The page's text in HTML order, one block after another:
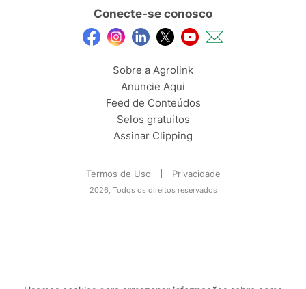
Conecte-se conosco
Sobre a Agrolink
Anuncie Aqui
Feed de Conteúdos
Selos gratuitos
Assinar Clipping
Termos de Uso Privacidade
2026, Todos os direitos reservados